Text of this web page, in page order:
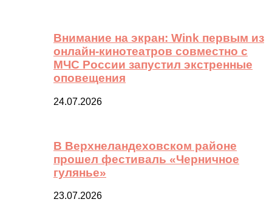
Внимание на экран: Wink первым из
онлайн-кинотеатров совместно с
МЧС России запустил экстренные
оповещения
24.07.2026
В Верхнеландеховском районе
прошел фестиваль «Черничное
гулянье»
23.07.2026